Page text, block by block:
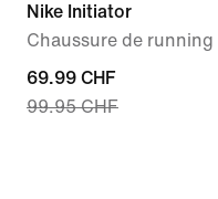
Nike Initiator
Chaussure de
current
price
69.99 CHF
99.95 CHF